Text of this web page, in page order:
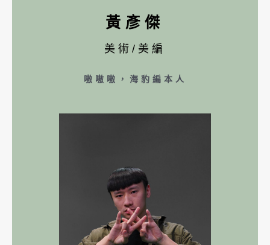
黃彥傑
美術/美編
嗷嗷嗷，海豹編本人